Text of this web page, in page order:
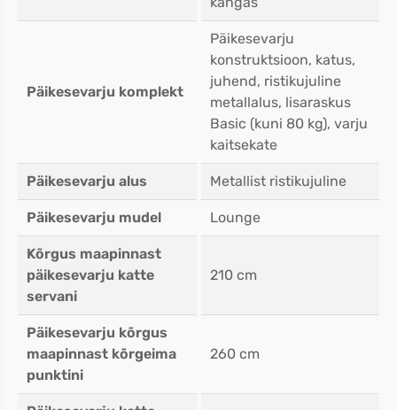
Päikesevarju komplekt
Päikesevarju
konstruktsioon, katus,
juhend, ristikujuline
metallalus, lisaraskus
Basic (kuni 80 kg), varju
kaitsekate
Päikesevarju alus Metallist ristikujuline
Päikesevarju mudel Lounge
Kõrgus maapinnast
päikesevarju katte
servani
210 cm
Päikesevarju kõrgus
maapinnast kõrgeima
punktini
260 cm